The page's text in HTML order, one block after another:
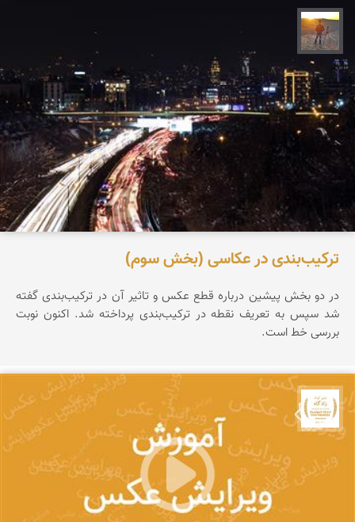
ترکیب‌بندی در عکاسی (بخش سوم)
در دو بخش پیشین درباره قطع عکس و تاثیر آن در ترکیب‌بندی گفته
شد سپس به تعریف نقطه در ترکیب‌بندی پرداخته شد. اکنون نوبت
بررسی خط است.
جشنواره نمای ایران